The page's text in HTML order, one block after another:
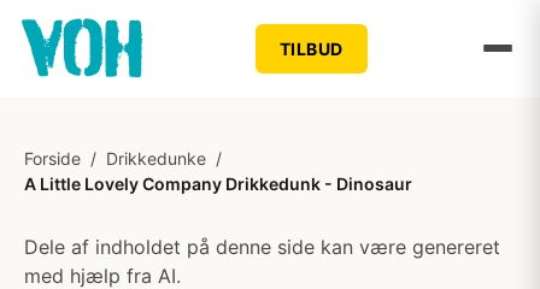
TILBUD
Forside / Drikkedunke /
A Little Lovely Company Drikkedunk - Dinosaur
Dele af indholdet på denne side kan være genereret
med hjælp fra AI.